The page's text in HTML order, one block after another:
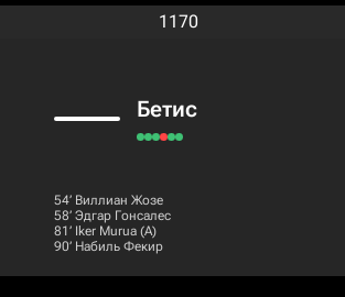
1170
Бетис
54‎’‎ Виллиан Жозе
58‎’‎ Эдгар Гонсалес
81‎’‎ Iker Murua (А)
90‎’‎ Набиль Фекир